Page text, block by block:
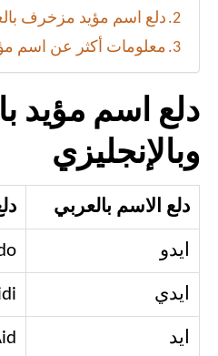
دلع اسم مؤيد مزخرف
معلومات أكثر عن اسم
دلع اسم مؤيد
وبالإنجليزي
دلع الاسم بالعربي
ايدو
ايدي
ايد